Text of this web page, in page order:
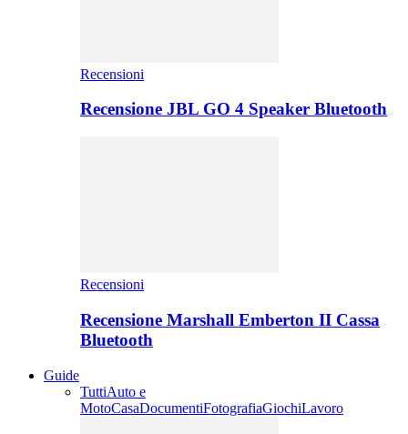
Recensioni
Recensione JBL GO 4 Speaker Bluetooth
Recensioni
Recensione Marshall Emberton II Cassa
Bluetooth
Guide
TuttiAuto e
MotoCasaDocumentiFotografiaGiochiLavoro